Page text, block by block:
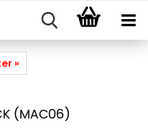
»
(MAC06)